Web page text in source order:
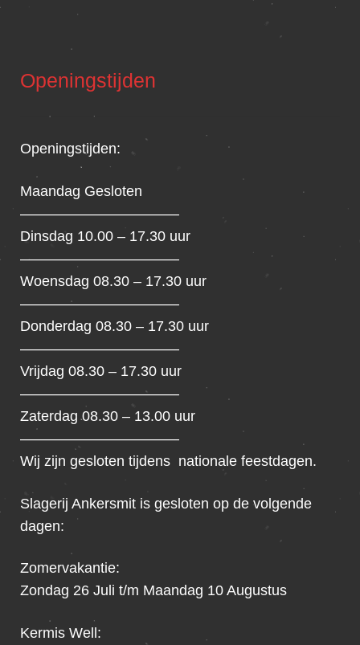
Openingstijden
Openingstijden:
Maandag Gesloten
———————————
Dinsdag 10.00 – 17.30 uur
———————————
Woensdag 08.30 – 17.30 uur
———————————
Donderdag 08.30 – 17.30 uur
———————————
Vrijdag 08.30 – 17.30 uur
———————————
Zaterdag 08.30 – 13.00 uur
———————————
Wij zijn gesloten tijdens nationale feestdagen.
Slagerij Ankersmit is gesloten op de volgende
dagen:
Zomervakantie:
Zondag 26 Juli t/m Maandag 10 Augustus
Kermis Well: